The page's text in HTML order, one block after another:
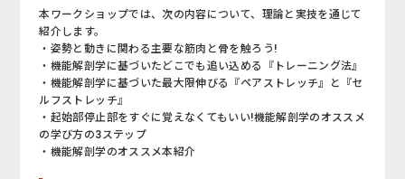
本ワークショップでは、次の内容について、理論と実技を通じて
紹介します。
・姿勢と動きに関わる主要な筋肉と骨を触ろう!
・機能解剖学に基づいたどこでも追い込める『トレーニング法』
・機能解剖学に基づいた最大限伸びる『ペアストレッチ』と『セ
ルフストレッチ』
・起始部停止部をすぐに覚えなくてもいい!機能解剖学のオススメ
の学び方の3ステップ
・機能解剖学のオススメ本紹介